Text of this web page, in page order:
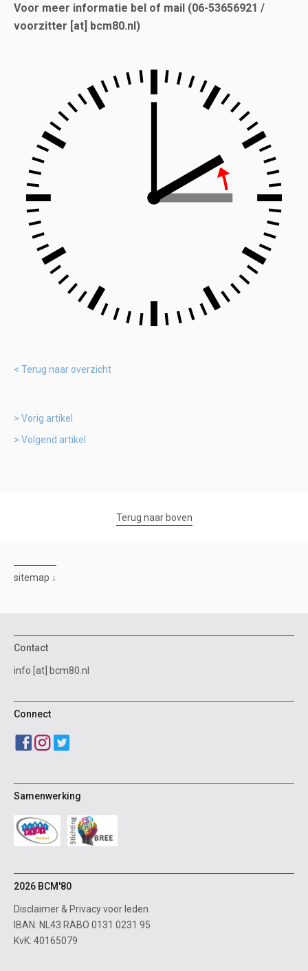
Voor meer informatie bel of mail (06-53656921 /
voorzitter [at] bcm80.nl)
Terug naar overzicht
Vorig artikel
Volgend artikel
Terug naar boven
sitemap
Contact
info [at] bcm80.nl
Connect
Samenwerking
2026 BCM'80
Disclaimer& Privacy voor leden
IBAN: NL43 RABO 0131 0231 95
KvK: 40165079